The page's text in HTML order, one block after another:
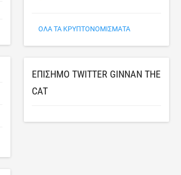
ΌΛΑ ΤΑ ΚΡΥΠΤΟΝΟΜΊΣΜΑΤΑ
ΕΠΊΣΗΜΟ TWITTER GINNAN THE
CAT